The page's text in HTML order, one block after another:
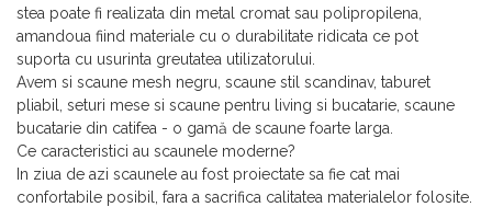
stea poate fi realizata din metal cromat sau polipropilena,
amandoua fiind materiale cu o durabilitate ridicata ce pot
suporta cu usurinta greutatea utilizatorului.
Avem si scaune mesh negru, scaune stil scandinav, taburet
pliabil, seturi mese si scaune pentru living si bucatarie, scaune
bucatarie din catifea - o gamă de scaune foarte larga.
Ce caracteristici au scaunele moderne?
In ziua de azi scaunele au fost proiectate sa fie cat mai
confortabile posibil, fara a sacrifica calitatea materialelor folosite.